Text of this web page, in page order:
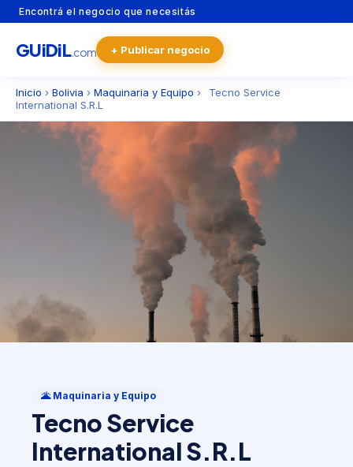
Encontrá el negocio que necesitás
GUiDiL.com + Publicar negocio
Inicio › Bolivia › Maquinaria y Equipo ›
Tecno Service
International S.R.L
Tecno Service International S.R.L
📍 Cochabamba, Bolivia🌎 Bolivia
🌋 Maquinaria y Equipo
Tecno Service
International S.R.L